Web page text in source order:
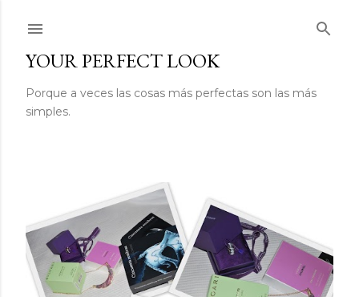
YOUR PERFECT LOOK
Porque a veces las cosas más perfectas son las más
simples.
E
n
t